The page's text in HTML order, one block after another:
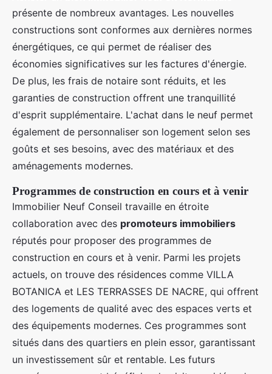
présente de nombreux avantages. Les nouvelles
constructions sont conformes aux dernières normes
énergétiques, ce qui permet de réaliser des
économies significatives sur les factures d'énergie.
De plus, les frais de notaire sont réduits, et les
garanties de construction offrent une tranquillité
d'esprit supplémentaire. L'achat dans le neuf permet
également de personnaliser son logement selon ses
goûts et ses besoins, avec des matériaux et des
aménagements modernes.
Programmes de construction en cours et à venir
Immobilier Neuf Conseil travaille en étroite
collaboration avec des promoteurs immobiliers
réputés pour proposer des programmes de
construction en cours et à venir. Parmi les projets
actuels, on trouve des résidences comme VILLA
BOTANICA et LES TERRASSES DE NACRE, qui offrent
des logements de qualité avec des espaces verts et
des équipements modernes. Ces programmes sont
situés dans des quartiers en plein essor, garantissant
un investissement sûr et rentable. Les futurs